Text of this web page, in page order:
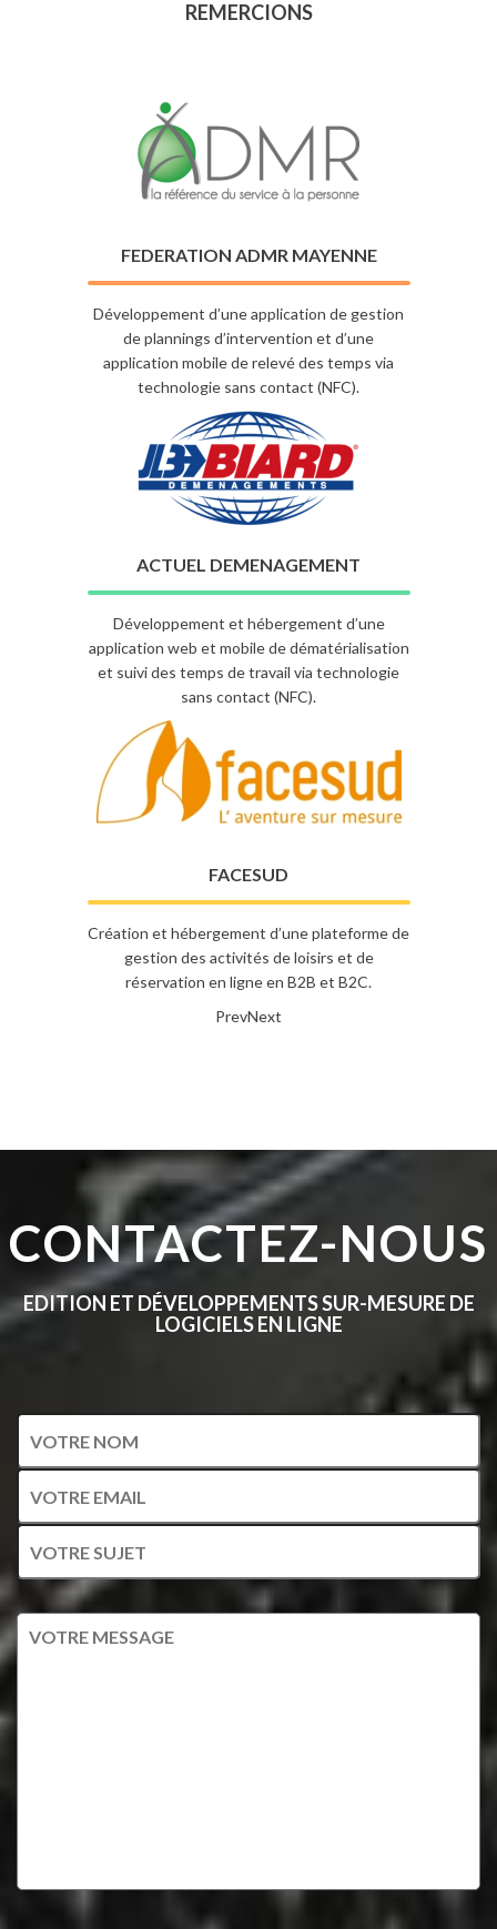
REMERCIONS
FEDERATION ADMR MAYENNE
Développement d’une application de gestion
de plannings d’intervention et d’une
application mobile de relevé des temps via
technologie sans contact (NFC).
ACTUEL DEMENAGEMENT
Développement et hébergement d’une
application web et mobile de dématérialisation
et suivi des temps de travail via technologie
sans contact (NFC).
FACESUD
Création et hébergement d’une plateforme de
gestion des activités de loisirs et de
réservation en ligne en B2B et B2C.
PrevNext
CONTACTEZ-NOUS
EDITION ET DÉVELOPPEMENTS SUR-MESURE DE
LOGICIELS EN LIGNE